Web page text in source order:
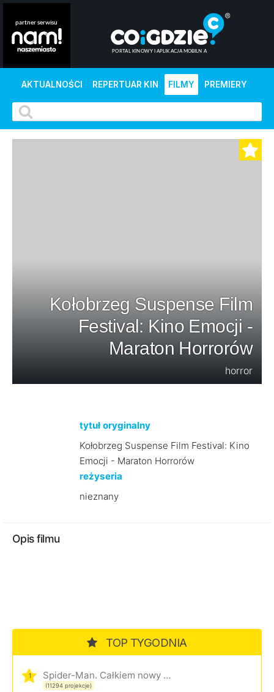
AKTUALNOŚCI REPERTUAR KIN FILMY PREMIERY
Kołobrzeg Suspense Film
Festival: Kino Emocji -
Maraton Horrorów
horror
tytuł oryginalny
Kołobrzeg Suspense Film Festival: Kino
Emocji - Maraton Horrorów
reżyseria
nieznany
Opis filmu
TOP TYGODNIA
1 Spider-Man. Całkiem nowy dzień
(11294 projekcje)